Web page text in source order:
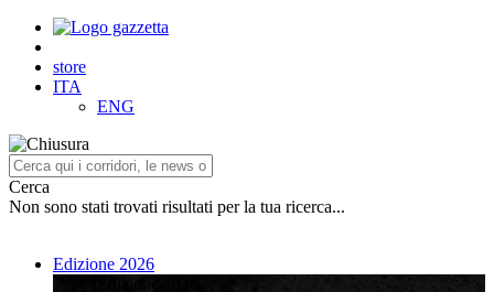
store
ITA
ENG
Cerca
Non sono stati trovati risultati per la tua ricerca...
Edizione 2026